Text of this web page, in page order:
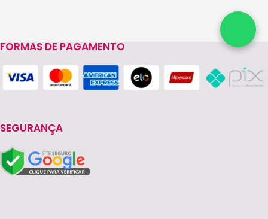
FORMAS DE PAGAMENTO
SEGURANÇA